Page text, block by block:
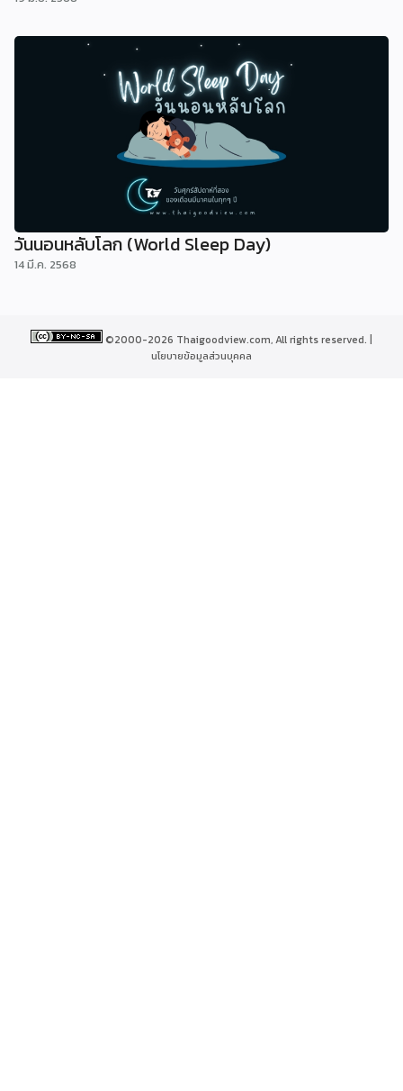
วันนอนหลับโลก (World Sleep Day)
14 มี.ค. 2568
©2000-2026 Thaigoodview.com, All rights reserved. |
นโยบายข้อมูลส่วนบุคคล